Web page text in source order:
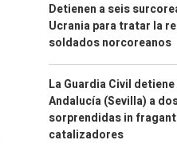
Detienen a seis
Ucrania para tratar la
soldados norcoreanos
La Guardia Civil
Andalucía (Sevilla) a
sorprendidas in
catalizadores